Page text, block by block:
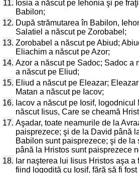
11. Iosia a născut pe Iehonia şi pe
Babilon;
12. După strămutarea în Babilon,
Salatiel a născut pe Zorobabel;
13. Zorobabel a născut pe Abiud;
Eliachim a născut pe Azor;
14. Azor a născut pe Sadoc; Sadoc a
a născut pe Eliud;
15. Eliud a născut pe Eleazar;
Matan a născut pe Iacov;
16. Iacov a născut pe Iosif, logodnicul
născut Iisus, Care se cheamă
17. Aşadar, toate neamurile de la
paisprezece; şi de la David până
Babilon sunt paisprezece; şi de la
până la Hristos sunt paisprezece
18. Iar naşterea lui Iisus Hristos aşa a
fiind logodită cu Iosif, fără să fi